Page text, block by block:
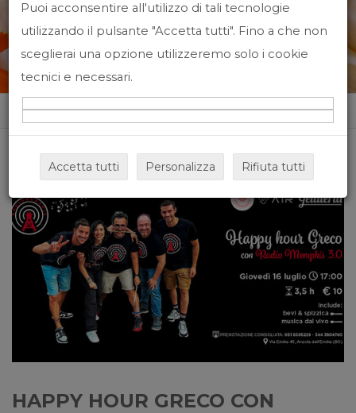
News&Events
Home News&events
HAPPY HOUR GRECO CON
Puoi acconsentire all'utilizzo di tali tecnologie
utilizzando il pulsante "Accetta tutti". Fino a che non
sceglierai una opzione utilizzeremo solo i cookie
tecnici e necessari.
Accetta tutti Personalizza Rifiuta tutti